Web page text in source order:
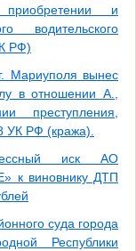
и
водительского
РФ)
Мариуполя вынес
в отношении А.,
преступления,
УК РФ (кража).
иск АО
к виновнику ДТП
суда города
Республики